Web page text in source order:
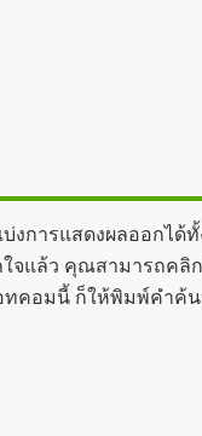
งการแสดงผลออกได้
จแล้ว คุณสามารถคลิ
ทคอมนี้ ก็ให้พิมพ์คำค้